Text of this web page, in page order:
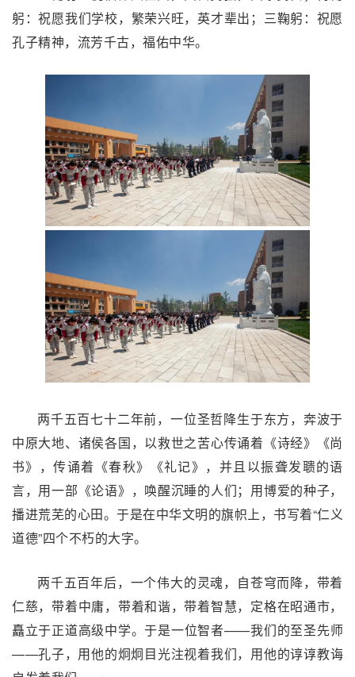
躬：祝愿我们学校，繁荣兴旺，英才辈出；三鞠躬：祝愿
孔子精神，流芳千古，福佑中华。
两千五百七十二年前，一位圣哲降生于东方，奔波于
中原大地、诸侯各国，以救世之苦心传诵着《诗经》《尚
书》，传诵着《春秋》《礼记》，并且以振聋发聩的语
言，用一部《论语》，唤醒沉睡的人们；用博爱的种子，
播进荒芜的心田。于是在中华文明的旗帜上，书写着“仁义
道德”四个不朽的大字。
两千五百年后，一个伟大的灵魂，自苍穹而降，带着
仁慈，带着中庸，带着和谐，带着智慧，定格在昭通市，
矗立于正道高级中学。于是一位智者——我们的至圣先师
——孔子，用他的炯炯目光注视着我们，用他的谆谆教诲